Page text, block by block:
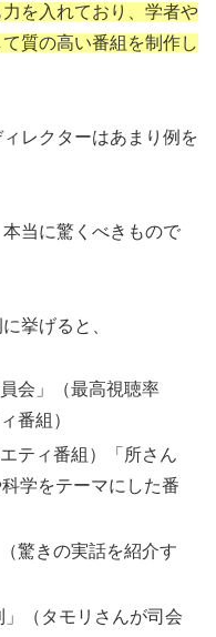
を入れており、学者や
質の高い番組を制作し
レクターはあまり例を
当に驚くべきもので
挙げると、
会」（最高視聴率
番組）
ティ番組）「所さん
学をテーマにした番
驚きの実話を紹介す
」（タモリさんが司会